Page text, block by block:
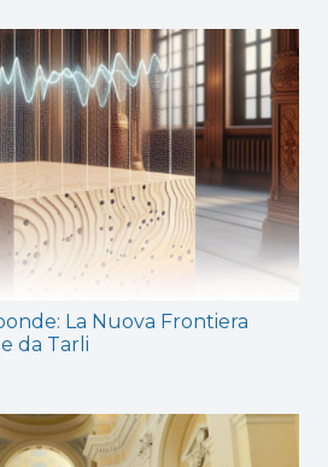
La Nuova Frontiera
da Tarli